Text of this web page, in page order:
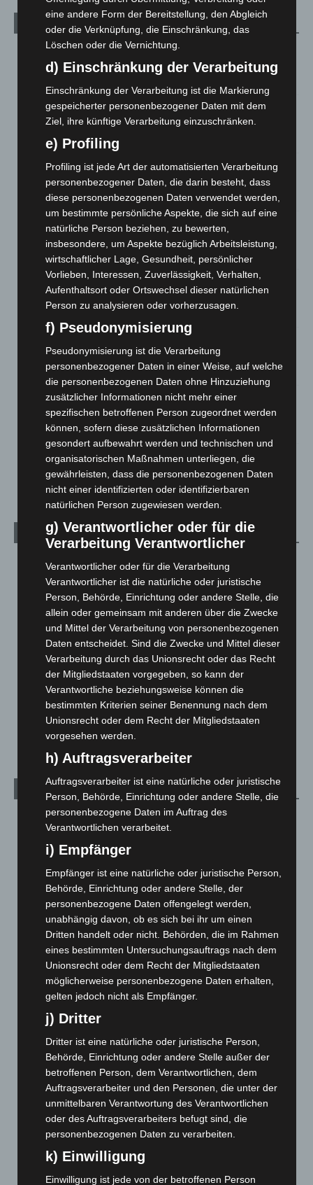
Aktuelle Beiträge
Kunst trifft Weingenuss: Barbara-Susann Mehring zeigt ihre
Werke im Jacques’ Wein-Depot Isernhagen
A2: Zweite Turbobaustelle startet zwischen Hannover-West
und Bothfeld
8. August 2026
Niedersachsen: Feuerwehrkräfte kehren nach
Waldbrandeinsatz aus Spanien zurück
7. August 2026
Hannover: Erste Tigermücken-Population in Niedersachsen
entdeckt
7. August 2026
Brand im „Haus der Begegnung“ in Neuwarmbüchen schnell
eingedämmt
Roten Kreuz
5. August 2026
Mann läuft mit Hockeyschläger über A7 – Polizei sucht
Zeugen
5. August 2026
Celle: Mensch stirbt bei Bagger-Unfall auf Baustelle
5. August 2026
Kategorien
Blaulicht
Corona-News
Hannover und Region
5.039
Langenhagen und Ortsteile
3.252
Leserbriefe
Menschen
Über uns
Veranstaltungen
August 2026(14)
Juni 2026
(139)
Mai 2026(99)
April 2026(99)
März 2026(115)
Februar 2026(109)
Januar 2026(122)
Dezember 2025(103)
Oktober 2025
September 2025
(93)
August 2025(90)
Juli 2025(90)
Juni 2025
(103)
Mai 2025(112)
April 2025(88)
März 2025(111)
eine andere Form der Bereitstellung, den Abgleich
oder die Verknüpfung, die Einschränkung, das
Löschen oder die Vernichtung.
d) Einschränkung der Verarbeitung
Einschränkung der Verarbeitung ist die Markierung
gespeicherter personenbezogener Daten mit dem
Ziel, ihre künftige Verarbeitung einzuschränken.
e) Profiling
Profiling ist jede Art der automatisierten Verarbeitung
personenbezogener Daten, die darin besteht, dass
diese personenbezogenen Daten verwendet werden,
um bestimmte persönliche Aspekte, die sich auf eine
natürliche Person beziehen, zu bewerten,
insbesondere, um Aspekte bezüglich Arbeitsleistung,
wirtschaftlicher Lage, Gesundheit, persönlicher
Vorlieben, Interessen, Zuverlässigkeit, Verhalten,
Aufenthaltsort oder Ortswechsel dieser natürlichen
Person zu analysieren oder vorherzusagen.
f) Pseudonymisierung
Pseudonymisierung ist die Verarbeitung
personenbezogener Daten in einer Weise, auf welche
die personenbezogenen Daten ohne Hinzuziehung
zusätzlicher Informationen nicht mehr einer
spezifischen betroffenen Person zugeordnet werden
können, sofern diese zusätzlichen Informationen
gesondert aufbewahrt werden und technischen und
organisatorischen Maßnahmen unterliegen, die
gewährleisten, dass die personenbezogenen Daten
nicht einer identifizierten oder identifizierbaren
natürlichen Person zugewiesen werden.
g) Verantwortlicher oder für die
Verarbeitung Verantwortlicher
Verantwortlicher oder für die Verarbeitung
Verantwortlicher ist die natürliche oder juristische
Person, Behörde, Einrichtung oder andere Stelle, die
allein oder gemeinsam mit anderen über die Zwecke
und Mittel der Verarbeitung von personenbezogenen
Daten entscheidet. Sind die Zwecke und Mittel dieser
Verarbeitung durch das Unionsrecht oder das Recht
der Mitgliedstaaten vorgegeben, so kann der
Verantwortliche beziehungsweise können die
bestimmten Kriterien seiner Benennung nach dem
Unionsrecht oder dem Recht der Mitgliedstaaten
vorgesehen werden.
h) Auftragsverarbeiter
Auftragsverarbeiter ist eine natürliche oder juristische
Person, Behörde, Einrichtung oder andere Stelle, die
personenbezogene Daten im Auftrag des
Verantwortlichen verarbeitet.
i) Empfänger
Empfänger ist eine natürliche oder juristische Person,
Behörde, Einrichtung oder andere Stelle, der
personenbezogene Daten offengelegt werden,
unabhängig davon, ob es sich bei ihr um einen
Dritten handelt oder nicht. Behörden, die im Rahmen
eines bestimmten Untersuchungsauftrags nach dem
Unionsrecht oder dem Recht der Mitgliedstaaten
möglicherweise personenbezogene Daten erhalten,
gelten jedoch nicht als Empfänger.
j) Dritter
Dritter ist eine natürliche oder juristische Person,
Behörde, Einrichtung oder andere Stelle außer der
betroffenen Person, dem Verantwortlichen, dem
Auftragsverarbeiter und den Personen, die unter der
unmittelbaren Verantwortung des Verantwortlichen
oder des Auftragsverarbeiters befugt sind, die
personenbezogenen Daten zu verarbeiten.
k) Einwilligung
Einwilligung ist jede von der betroffenen Person